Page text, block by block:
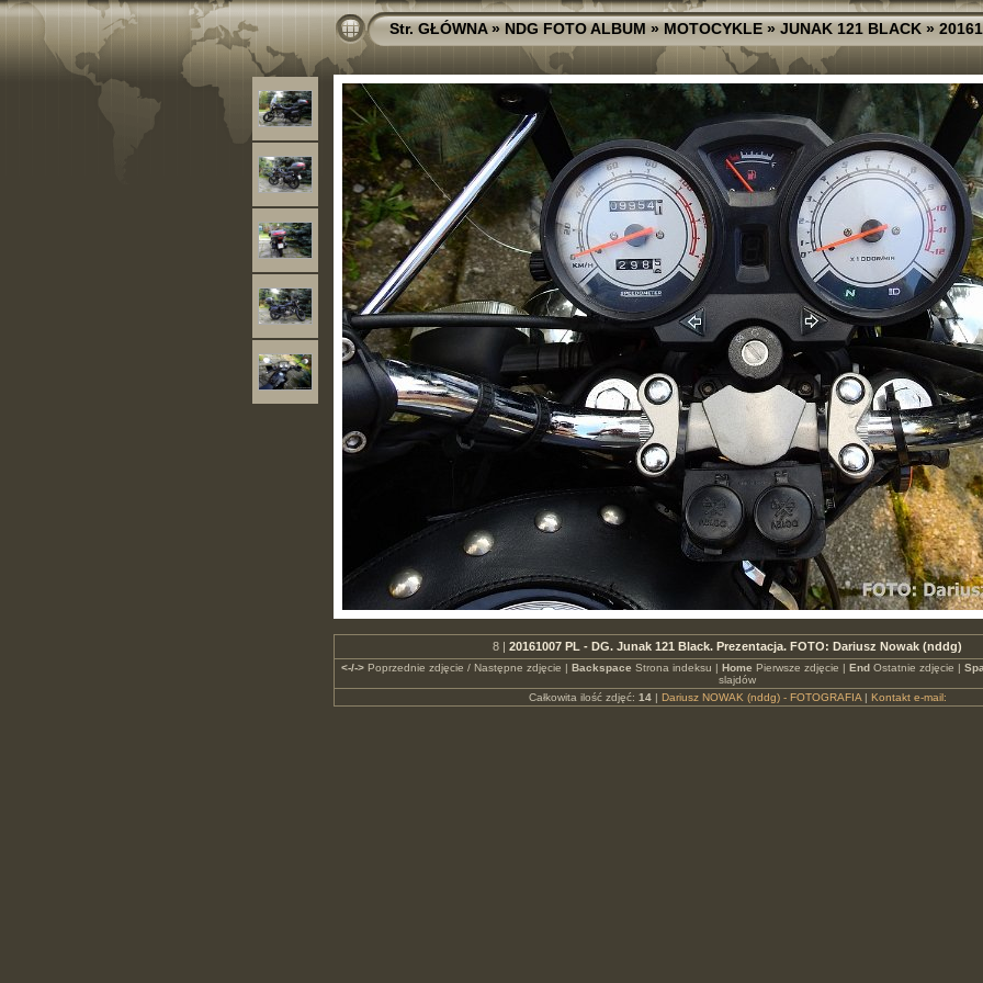
Str. GŁÓWNA»NDG FOTO ALBUM»MOTOCYKLE»JUNAK 121 BLACK»
8 | 20161007 PL - DG. Junak 121 Black. Prezentacja. FOTO: Dariusz Nowak (nddg)
<-/->Poprzednie zdjęcie / Następne zdjęcie | Backspace Strona indeksu | Home Pierwsze zdjęcie | EndOstatnie zdjęcie |
slajdów
Całkowita ilość zdjęć: 14| Dariusz NOWAK (nddg) - FOTOGRAFIA| Kontakt e-mail: